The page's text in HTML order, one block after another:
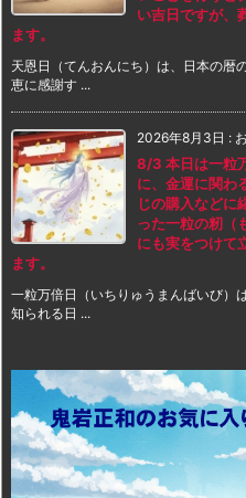
い吉日ですが、
ます。
天恩日（てんおんにち）は、日本の暦
恵に感謝す ...
2026年8月3日 :
8/3 本日は一粒
に、金運に関わ
じの購入などに
った一粒の籾（
にも実をつけて
ます。
一粒万倍日（いちりゅうまんばいび）
知られる日 ...